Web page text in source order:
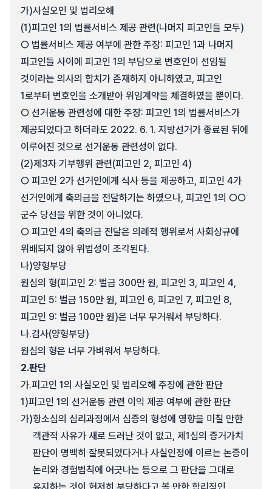
가)사실오인 및 법리오해
(1)피고인 1의 법률서비스 제공 관련(나머지 피고인들 모두)
○ 법률서비스 제공 여부에 관한 주장: 피고인 1과 나머지
피고인들 사이에 피고인 1의 부담으로 변호인이 선임될
것이라는 의사의 합치가 존재하지 아니하였고, 피고인
1로부터 변호인을 소개받아 위임계약을 체결하였을 뿐이다.
○ 선거운동 관련성에 대한 주장: 피고인 1의 법률서비스가
제공되었다고 하더라도 2022. 6. 1. 지방선거가 종료된 뒤에
이루어진 것으로 선거운동 관련성이 없다.
(2)제3자 기부행위 관련(피고인 2, 피고인 4)
○ 피고인 2가 선거인에게 식사 등을 제공하고, 피고인 4가
선거인에게 축의금을 전달하기는 하였으나, 피고인 1의 ○○
군수 당선을 위한 것이 아니었다.
○ 피고인 4의 축의금 전달은 의례적 행위로서 사회상규에
위배되지 않아 위법성이 조각된다.
나)양형부당
원심의 형(피고인 2: 벌금 300만 원, 피고인 3, 피고인 4,
피고인 5: 벌금 150만 원, 피고인 6, 피고인 7, 피고인 8,
피고인 9: 벌금 100만 원)은 너무 무거워서 부당하다.
나.검사(양형부당)
원심의 형은 너무 가벼워서 부당하다.
2.판단
가.피고인 1의 사실오인 및 법리오해 주장에 관한 판단
1)피고인 1의 선거운동 관련 이익 제공 여부에 관한 판단
가)항소심의 심리과정에서 심증의 형성에 영향을 미칠 만한
객관적 사유가 새로 드러난 것이 없고, 제1심의 증거가치
판단이 명백히 잘못되었다거나 사실인정에 이르는 논증이
논리와 경험법칙에 어긋나는 등으로 그 판단을 그대로